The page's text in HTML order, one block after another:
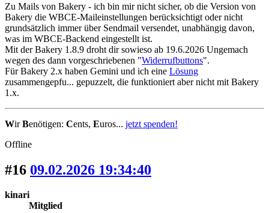
Zu Mails von Bakery - ich bin mir nicht sicher, ob die Version von
Bakery die WBCE-Maileinstellungen berücksichtigt oder nicht
grundsätzlich immer über Sendmail versendet, unabhängig davon,
was im WBCE-Backend eingestellt ist.
Mit der Bakery 1.8.9 droht dir sowieso ab 19.6.2026 Ungemach
wegen des dann vorgeschriebenen "Widerrufbuttons".
Für Bakery 2.x haben Gemini und ich eine Lösung
zusammengepfu... gepuzzelt, die funktioniert aber nicht mit Bakery
1.x.
WirBenötigen: Cents, Euros... jetzt spenden!
Offline
#16 09.02.2026 19:34:40
kinari
Mitglied